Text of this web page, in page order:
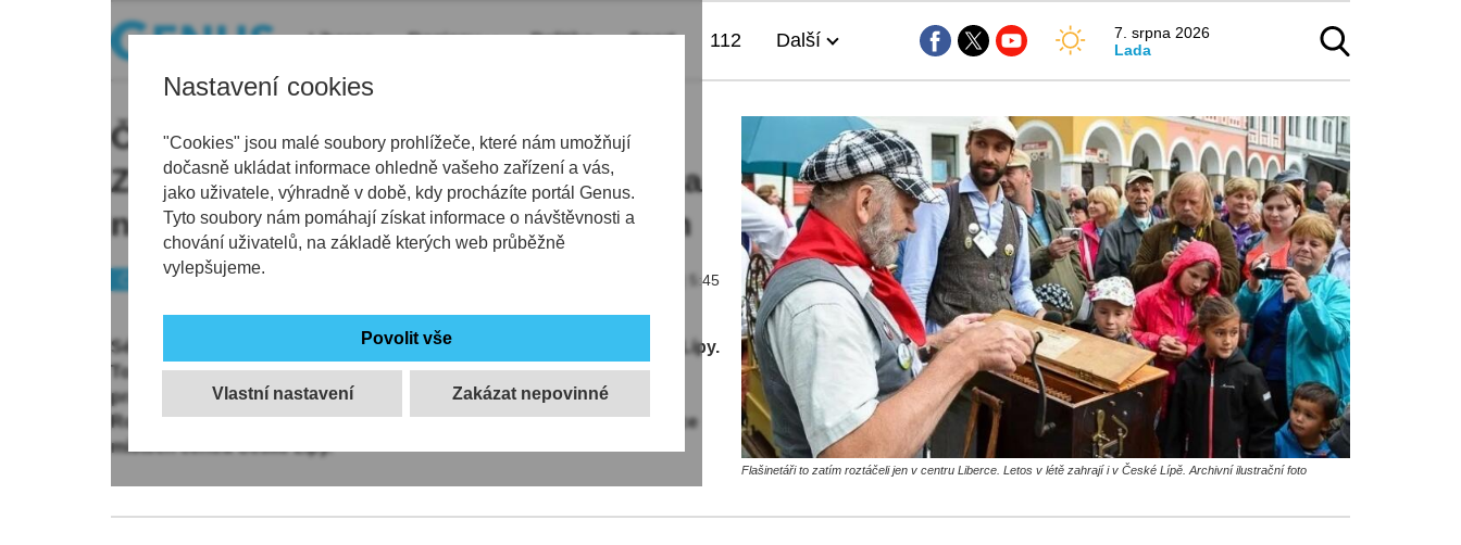
Nastavení cookies
"Cookies" jsou malé soubory prohlížeče, které nám umožňují
dočasně ukládat informace ohledně vašeho zařízení a vás,
jako uživatele, výhradně v době, kdy procházíte portál Genus.
Tyto soubory nám pomáhají získat informace o návštěvnosti a
chování uživatelů, na základě kterých web průběžně
vylepšujeme.
Vlastní nastavení
Liberec Regiony Politika Sport 112 Další
7. srpna 2026
Lada
Českou Lípu čeká Léto plné tónů:
Zazní flašinet či hudba z filmu Panna a
netvor. Ve finále se rozezpívá i balkon
Českolipsko Kultura 20.06.2026 | 5:45
Série koncertů a vystoupení pod širým nebem v ulicích centra České Lípy.
To je nový letní projekt města Česká Lípa, který má za cíl rozšířit
prázdninovou nabídku zážitků v České Lípě. Vychází z tradiční akce
Rozehrajeme náměstí, ale přináší pestřejší nabídku akcí, a navíc na více
místech centra České Lípy.
Flašinetáři to zatím roztáčeli jen v centru Liberce. Letos v létě zahrají i v České Lípě. Archivní ilustrační foto